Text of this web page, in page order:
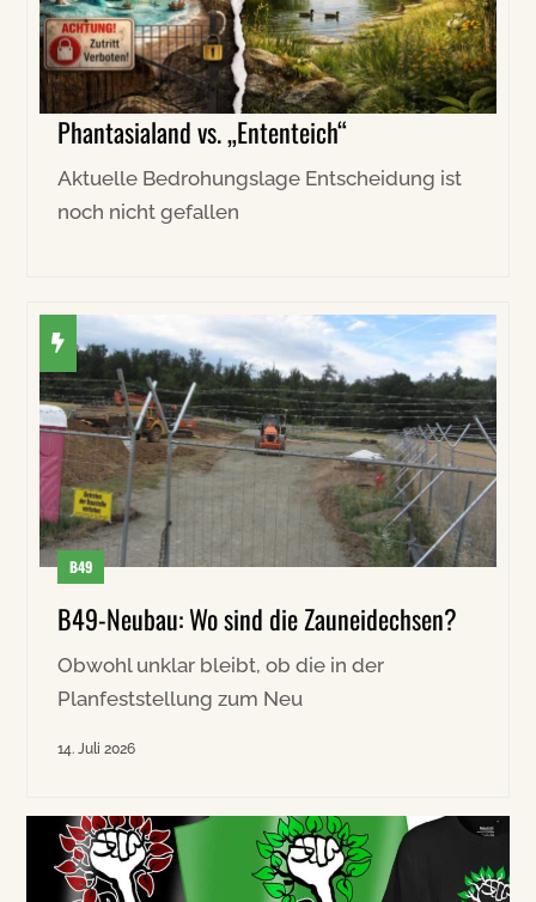
Phantasialand vs. „Ententeich“
Aktuelle Bedrohungslage Entscheidung ist
noch nicht gefallen
B49
B49-Neubau: Wo sind die Zauneidechsen?
Obwohl unklar bleibt, ob die in der
Planfeststellung zum Neu
14. Juli 2026